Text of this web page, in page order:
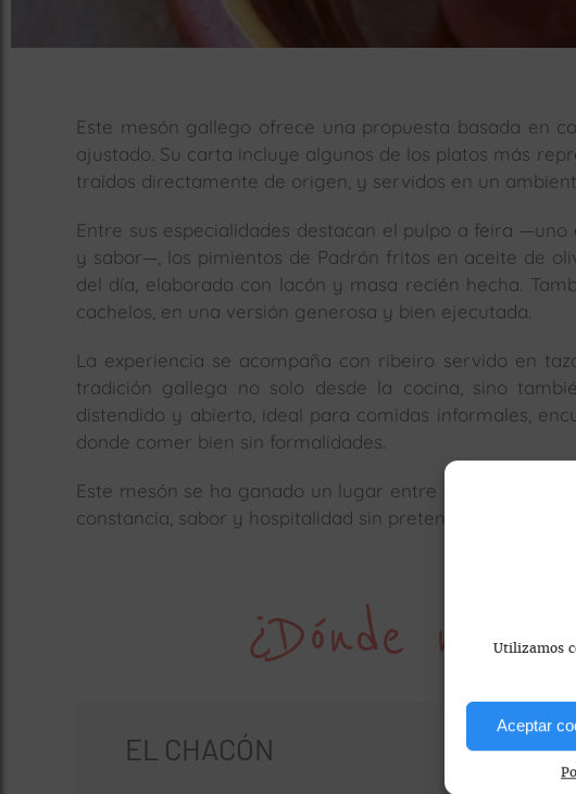
Utilizamos
Aceptar
Este mesón gallego ofrece una propuesta basada en
ajustado. Su carta incluye algunos de los platos más
traídos directamente de origen, y servidos en un
Entre sus especialidades destacan el pulpo a feira
y sabor—, los pimientos de Padrón fritos en aceite de
del día, elaborada con lacón y masa recién hecha.
cachelos, en una versión generosa y bien ejecutada.
La experiencia se acompaña con ribeiro servido en
tradición gallega no solo desde la cocina, sino
distendido y abierto, ideal para comidas informales,
donde comer bien sin formalidades.
Este mesón se ha ganado un lugar entre quienes
constancia, sabor y hospitalidad sin pretensiones.
¿Dónde nos
EL CHACÓN